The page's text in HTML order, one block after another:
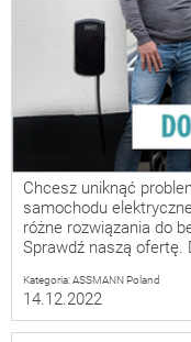
14.12.2022
Chcesz uniknąć
samochodu
różne rozwiązania do
Sprawdź naszą ofertę.
Kategoria: ASSMANN Poland